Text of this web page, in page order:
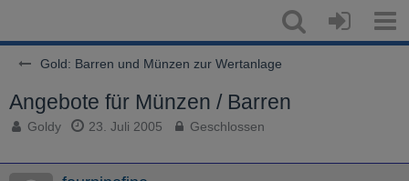
Gold: Barren und Münzen zur Wertanlage
Angebote für Münzen / Barren
Goldy 23. Juli 2005 Geschlossen